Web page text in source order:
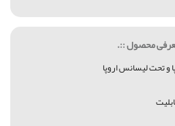
محصول ::.